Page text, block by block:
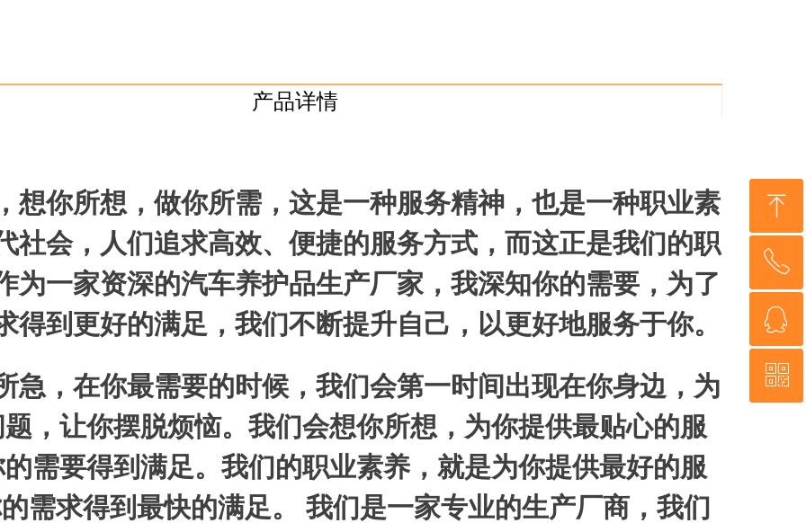
想你所想，做你所需，这是一种服务精神，也是一种职业素
社会，人们追求高效、便捷的服务方式，而这正是我们的职
为一家资深的汽车养护品生产厂家，我深知你的需要，为了
得到更好的满足，我们不断提升自己，以更好地服务于你。
急，在你最需要的时候，我们会第一时间出现在你身边，为
，让你摆脱烦恼。我们会想你所想，为你提供最贴心的服
需要得到满足。我们的职业素养，就是为你提供最好的服
需求得到最快的满足。 我们是一家专业的生产厂商，我们
产品详情
ꁸ
回到顶部
ꂅ
13823139420
ꁗ
OEM代工
ꀥ
ꁸ
回到顶部
ꂅ
13823139420
ꁗ
OEM代工
ꀥ